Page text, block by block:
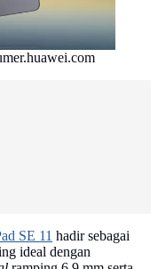
SE 11 hadir sebagai
ideal dengan